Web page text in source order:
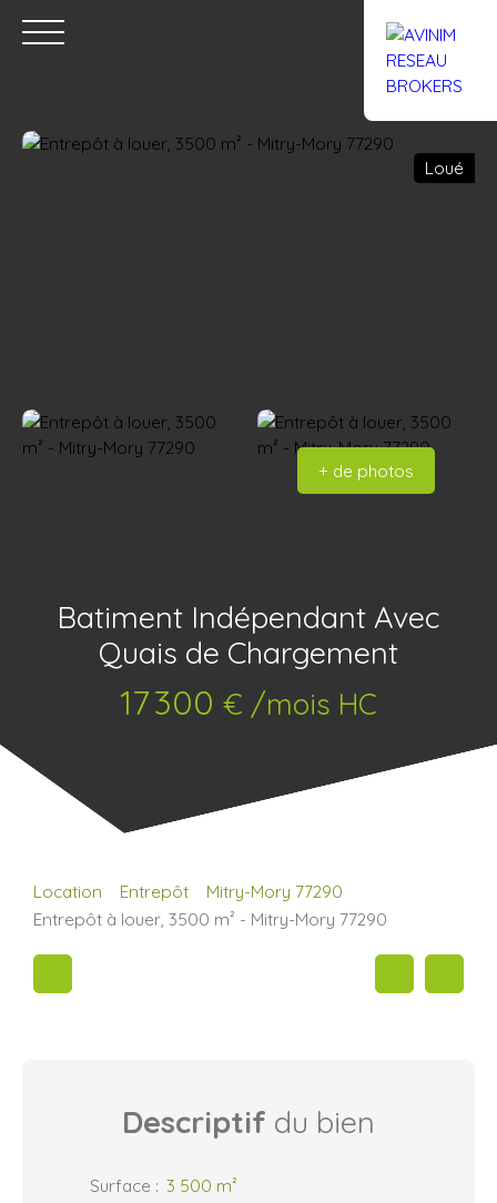
Loué
+ de photos
Batiment Indépendant Avec
Quais de Chargement
17 300 € /mois HC
Location Entrepôt
Mitry-Mory 77290
Entrepôt à louer, 3500 m² - Mitry-Mory 77290
Descriptif du bien
Surface : 3 500 m²